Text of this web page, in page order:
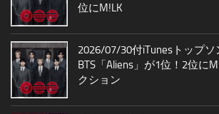
位にM!LK
2026/07/30付iTunesトップソ
BTS「Aliens」が1位！2位に
クション